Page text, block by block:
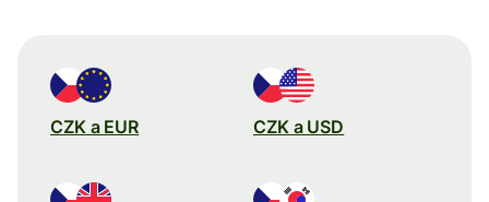
CZK a EUR CZK a USD